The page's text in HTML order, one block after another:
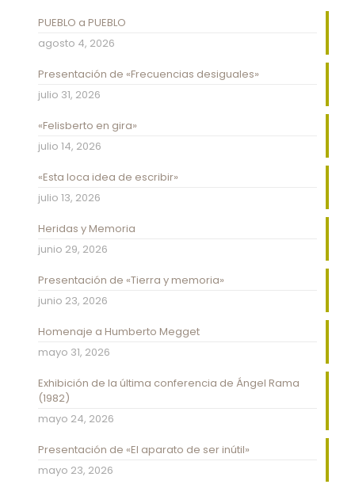
PUEBLO a PUEBLO
agosto 4, 2026
Presentación de «Frecuencias desiguales»
julio 31, 2026
«Felisberto en gira»
julio 14, 2026
«Esta loca idea de escribir»
julio 13, 2026
Heridas y Memoria
junio 29, 2026
Presentación de «Tierra y memoria»
junio 23, 2026
Homenaje a Humberto Megget
mayo 31, 2026
Exhibición de la última conferencia de Ángel Rama
(1982)
mayo 24, 2026
Presentación de «El aparato de ser inútil»
mayo 23, 2026